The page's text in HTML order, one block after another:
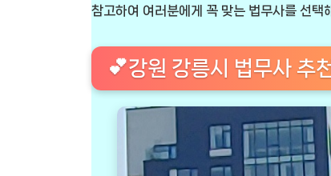
참고하여 여러분에게 꼭 맞는 법무사를 선택
💕강원 강릉시 법무사